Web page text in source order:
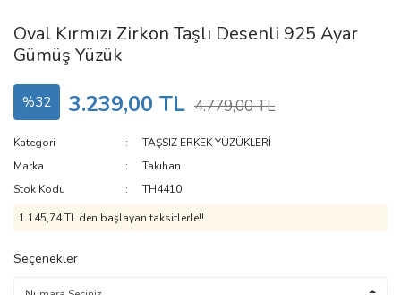
Oval Kırmızı Zirkon Taşlı Desenli 925 Ayar
Gümüş Yüzük
%32 3.239,00 TL 4.779,00 TL
Kategori
TAŞSIZ ERKEK YÜZÜKLERİ
Marka
Takıhan
Stok Kodu
TH4410
1.145,74 TL den başlayan taksitlerle!!
Seçenekler